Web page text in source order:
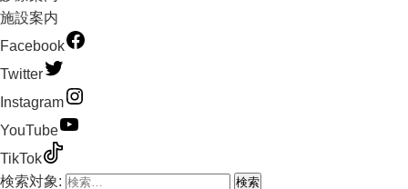
施設案内
Facebook
Twitter
Instagram
YouTube
TikTok
検索対象: